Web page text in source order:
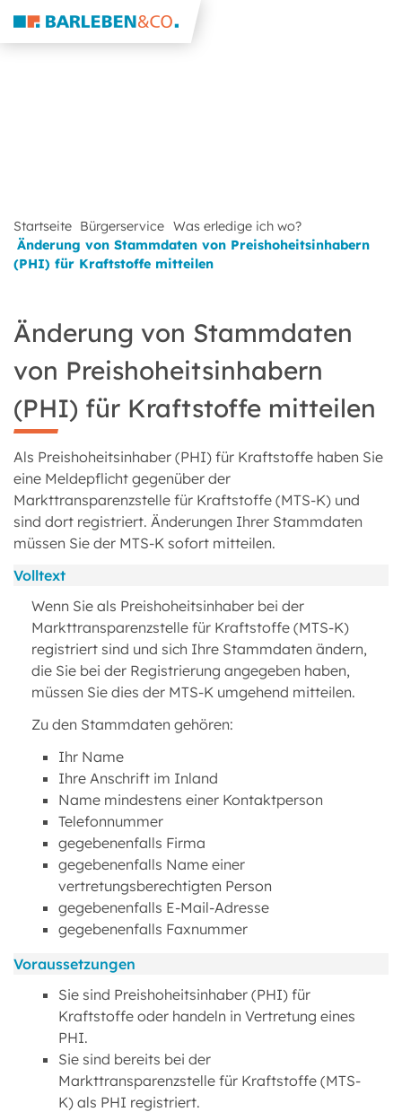
Startseite Bürgerservice Was erledige ich wo?
Änderung von Stammdaten von Preishoheitsinhabern
(PHI) für Kraftstoffe mitteilen
Änderung von Stammdaten
von Preishoheitsinhabern
(PHI) für Kraftstoffe mitteilen
Als Preishoheitsinhaber (PHI) für Kraftstoffe haben Sie
eine Meldepflicht gegenüber der
Markttransparenzstelle für Kraftstoffe (MTS-K) und
sind dort registriert. Änderungen Ihrer Stammdaten
müssen Sie der MTS-K sofort mitteilen.
Volltext
Wenn Sie als Preishoheitsinhaber bei der
Markttransparenzstelle für Kraftstoffe (MTS-K)
registriert sind und sich Ihre Stammdaten ändern,
die Sie bei der Registrierung angegeben haben,
müssen Sie dies der MTS-K umgehend mitteilen.
Zu den Stammdaten gehören:
Ihr Name
Ihre Anschrift im Inland
Name mindestens einer Kontaktperson
Telefonnummer
gegebenenfalls Firma
gegebenenfalls Name einer
vertretungsberechtigten Person
gegebenenfalls E-Mail-Adresse
gegebenenfalls Faxnummer
Voraussetzungen
Sie sind Preishoheitsinhaber (PHI) für
Kraftstoffe oder handeln in Vertretung eines
PHI.
Sie sind bereits bei der
Markttransparenzstelle für Kraftstoffe (MTS-
K) als PHI registriert.